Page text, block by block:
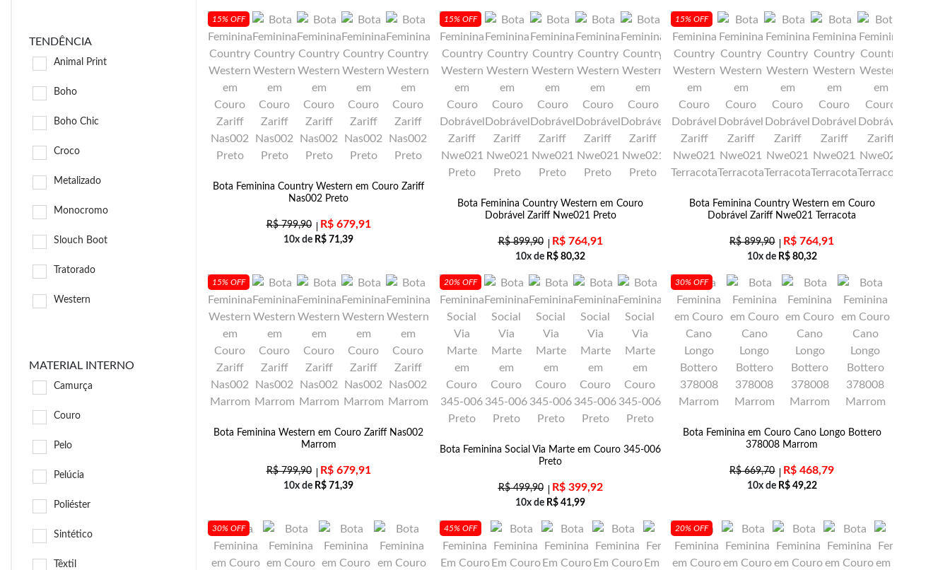
TENDÊNCIA
Animal Print
Boho
Boho Chic
Croco
Metalizado
Monocromo
Slouch Boot
Tratorado
Western
MATERIAL INTERNO
Camurça
Couro
Pelo
Pelúcia
Poliéster
Sintético
Têxtil
15% OFF
Bota Feminina Country Western em Couro Zariff
Nas002 Preto
R$799,90 R$679,91
10x de R$ 71,39
15% OFF
Bota Feminina Country Western em Couro
Dobrável Zariff Nwe021 Preto
R$899,90 R$764,91
10x de R$ 80,32
15% OFF
Bota Feminina Country Western em Couro
Dobrável Zariff Nwe021 Terracota
R$899,90 R$ 764,91
10x de R$80,32
15% OFF
Bota Feminina Western em Couro Zariff Nas002
Marrom
R$799,90 R$679,91
10x de R$ 71,39
20% OFF
Bota Feminina Social Via Marte em Couro 345-006
Preto
R$499,90 R$399,92
10x de R$ 41,99
30% OFF
Bota Feminina em Couro Cano Longo Bottero
378008 Marrom
R$669,70 R$ 468,79
10x de R$49,22
30% OFF 45% OFF 20% OFF